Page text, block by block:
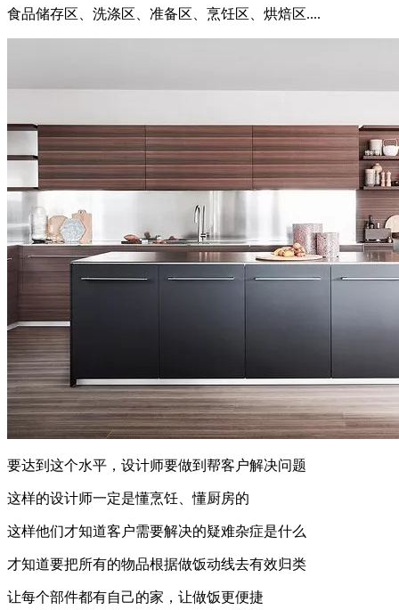
食品储存区、洗涤区、准备区、烹饪区、烘焙区....
要达到这个水平，设计师要做到帮客户解决问题
这样的设计师一定是懂烹饪、懂厨房的
这样他们才知道客户需要解决的疑难杂症是什么
才知道要把所有的物品根据做饭动线去有效归类
让每个部件都有自己的家，让做饭更便捷